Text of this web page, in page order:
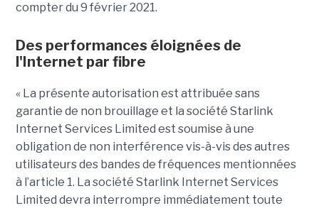
compter du 9 février 2021.
Des performances éloignées de
l'Internet par fibre
« La présente autorisation est attribuée sans
garantie de non brouillage et la société Starlink
Internet Services Limited est soumise à une
obligation de non interférence vis-à-vis des autres
utilisateurs des bandes de fréquences mentionnées
à l’article 1. La société Starlink Internet Services
Limited devra interrompre immédiatement toute